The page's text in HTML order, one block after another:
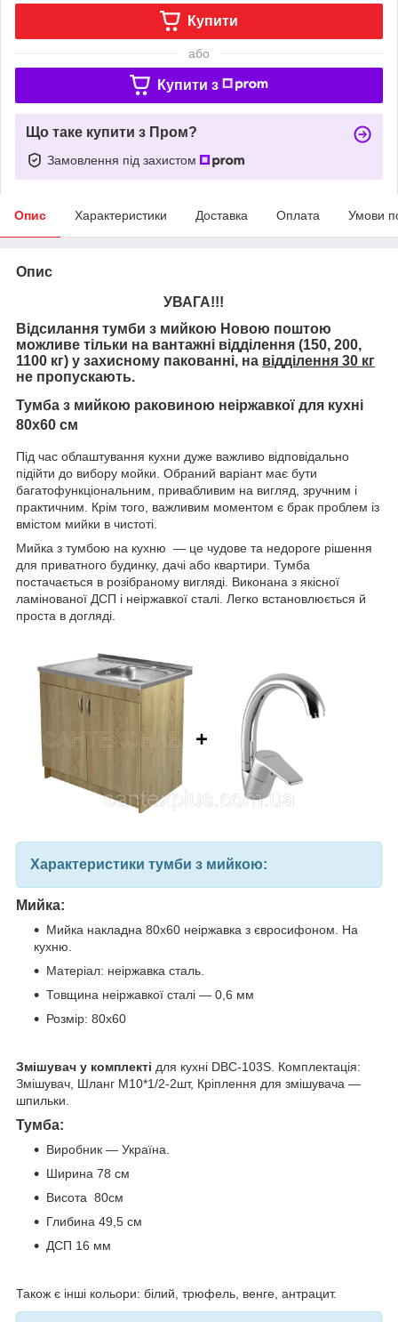
Купити
або
Купити з
Що таке купити з Пром?
Замовлення під захистом
Опис Характеристики Доставка Оплата Умови
Опис
УВАГА!!!
Відсилання тумби з мийкою Новою поштою
можливе тільки на вантажні відділення (150, 200,
1100 кг) у захисному пакованні, на відділення 30 кг
не пропускають.
Тумба з мийкою раковиною неіржавкої для кухні
80х60 см
Під час облаштування кухни дуже важливо відповідально
підійти до вибору мойки. Обраний варіант має бути
багатофункціональним, привабливим на вигляд, зручним і
практичним. Крім того, важливим моментом є брак проблем із
вмістом мийки в чистоті.
Мийка з тумбою на кухню — це чудове та недороге рішення
для приватного будинку, дачі або квартири. Тумба
постачається в розібраному вигляді. Виконана з якісної
ламінованої ДСП і неіржавкої сталі. Легко встановлюється й
проста в догляді.
Характеристики тумби з мийкою:
Мийка:
Мийка накладна 80х60 неіржавка з євросифоном. На
кухню.
Матеріал: неіржавка сталь.
Товщина неіржавкої сталі — 0,6 мм
Розмір: 80х60
Змішувач у комплекті для кухні DBC-103S. Комплектація:
Змішувач, Шланг М10*1/2-2шт, Кріплення для змішувача —
шпильки.
Тумба:
Виробник — Україна.
Ширина 78 см
Висота 80см
Глибина 49,5 см
ДСП 16 мм
Також є інші кольори: білий, трюфель, венге, антрацит.